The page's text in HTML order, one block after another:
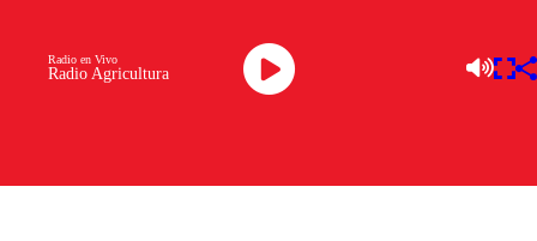
Radio Agricultura
Radio en Vivo
Descarga la APP